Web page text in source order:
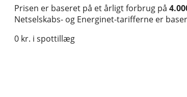
Prisen er baseret på et årligt forbrug på
Netselskabs- og Energinet-tarifferne er
0 kr. i spottillæg